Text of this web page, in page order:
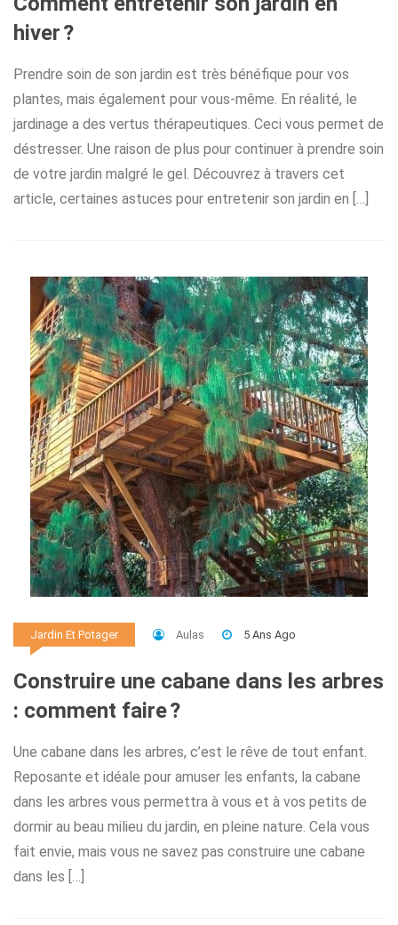
hiver ?
Prendre soin de son jardin est très bénéfique pour vos
plantes, mais également pour vous-même. En réalité, le
jardinage a des vertus thérapeutiques. Ceci vous permet de
déstresser. Une raison de plus pour continuer à prendre soin
de votre jardin malgré le gel. Découvrez à travers cet
article, certaines astuces pour entretenir son jardin en […]
Jardin Et Potager Aulas 5 Ans Ago
Construire une cabane dans les arbres
: comment faire ?
Une cabane dans les arbres, c’est le rêve de tout enfant.
Reposante et idéale pour amuser les enfants, la cabane
dans les arbres vous permettra à vous et à vos petits de
dormir au beau milieu du jardin, en pleine nature. Cela vous
fait envie, mais vous ne savez pas construire une cabane
dans les […]